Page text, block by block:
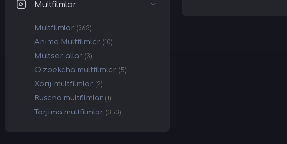
Multfilmlar
Multfilmlar (363)
Anime Multfilmlar (10)
Multseriallar (3)
O'zbekcha multfilmlar (5)
Xorij multfilmlar (2)
Ruscha multfilmlar (1)
Tarjima multfilmlar (353)